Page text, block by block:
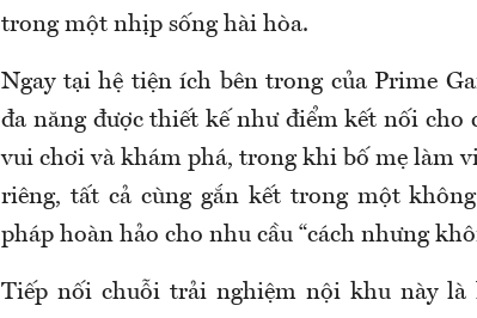
trong một nhịp sống hài hòa.
Ngay tại hệ tiện ích bên trong của Prime
đa năng được thiết kế như điểm kết nối cho
vui chơi và khám phá, trong khi bố mẹ làm
riêng, tất cả cùng gắn kết trong một
pháp hoàn hảo cho nhu cầu “cách nhưng
Tiếp nối chuỗi trải nghiệm nội khu này là